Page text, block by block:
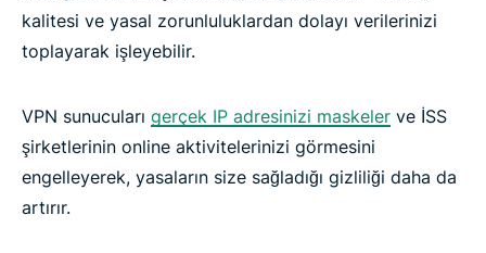
kalitesi ve yasal zorunluluklardan dolayı verilerinizi
toplayarak işleyebilir.
VPN sunucuları gerçek IP adresinizi maskeler ve İSS
şirketlerinin online aktivitelerinizi görmesini
engelleyerek, yasaların size sağladığı gizliliği daha da
artırır.